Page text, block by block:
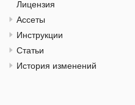
Лицензия
Ассеты
Инструкции
Статьи
История изменений